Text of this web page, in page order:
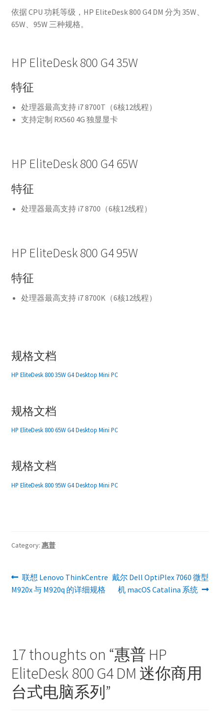
依据 CPU 功耗等级，HP EliteDesk 800 G4 DM 分为 35W、
65W、95W 三种规格。
HP EliteDesk 800 G4 35W
特征
处理器最高支持 i7 8700T（6核12线程）
支持定制 RX560 4G 独显显卡
HP EliteDesk 800 G4 65W
特征
处理器最高支持 i7 8700（6核12线程）
HP EliteDesk 800 G4 95W
特征
处理器最高支持 i7 8700K（6核12线程）
规格文档
HP EliteDesk 800 35W G4 Desktop Mini PC
规格文档
HP EliteDesk 800 65W G4 Desktop Mini PC
规格文档
HP EliteDesk 800 95W G4 Desktop Mini PC
Category: 惠普
文
章
Previous
post:
联想 Lenovo ThinkCentre
M920x 与 M920q 的详细规格
Next
post:
戴尔 Dell OptiPlex 7060 微型
机 macOS Catalina 系统
17 thoughts on “惠普 HP
EliteDesk 800 G4 DM 迷你商用
台式电脑系列”